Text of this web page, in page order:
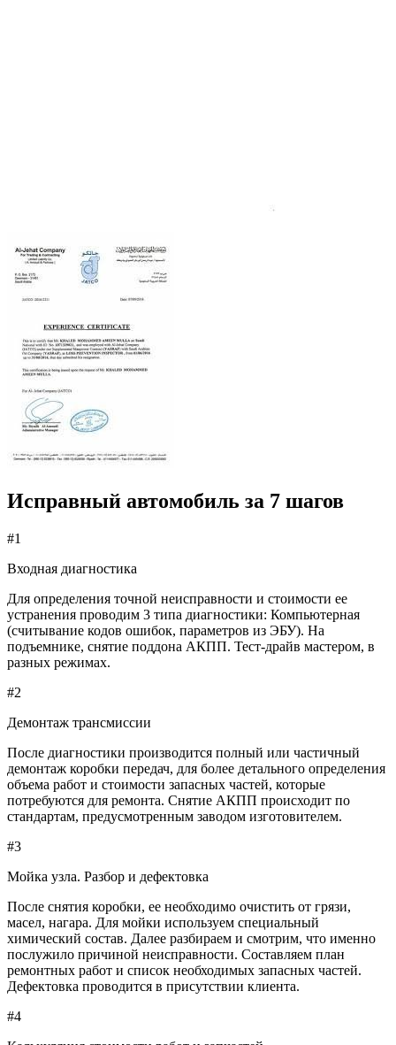
Исправный автомобиль за 7 шагов
#1
Входная диагностика
Для определения точной неисправности и стоимости ее
устранения проводим 3 типа диагностики: Компьютерная
(считывание кодов ошибок, параметров из ЭБУ). На
подъемнике, снятие поддона АКПП. Тест-драйв мастером, в
разных режимах.
#2
Демонтаж трансмиссии
После диагностики производится полный или частичный
демонтаж коробки передач, для более детального определения
объема работ и стоимости запасных частей, которые
потребуются для ремонта. Снятие АКПП происходит по
стандартам, предусмотренным заводом изготовителем.
#3
Мойка узла. Разбор и дефектовка
После снятия коробки, ее необходимо очистить от грязи,
масел, нагара. Для мойки используем специальный
химический состав. Далее разбираем и смотрим, что именно
послужило причиной неисправности. Составляем план
ремонтных работ и список необходимых запасных частей.
Дефектовка проводится в присутствии клиента.
#4